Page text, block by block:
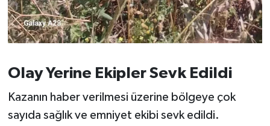
Olay Yerine Ekipler Sevk Edildi
Kazanın haber verilmesi üzerine bölgeye çok
sayıda sağlık ve emniyet ekibi sevk edildi.
VİZYONDAKİLER